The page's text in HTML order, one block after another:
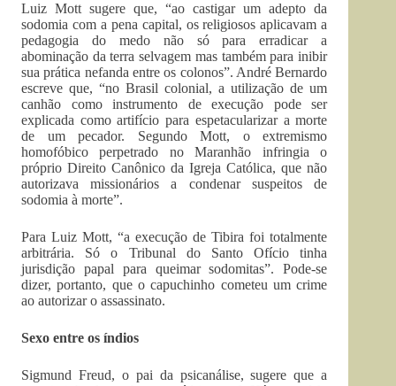
Luiz Mott sugere que, “ao castigar um adepto da
sodomia com a pena capital, os religiosos aplicavam a
pedagogia do medo não só para erradicar a
abominação da terra selvagem mas também para inibir
sua prática nefanda entre os colonos”. André Bernardo
escreve que, “no Brasil colonial, a utilização de um
canhão como instrumento de execução pode ser
explicada como artifício para espetacularizar a morte
de um pecador. Segundo Mott, o extremismo
homofóbico perpetrado no Ma­ranhão infringia o
próprio Direito Canônico da Igreja Católica, que não
autorizava missionários a condenar suspeitos de
sodomia à morte”.
Para Luiz Mott, “a execução de Tibira foi totalmente
arbitrária. Só o Tribunal do Santo Ofício tinha
jurisdição papal para queimar sodomitas”. Pode-se
dizer, portanto, que o capuchinho cometeu um crime
ao autorizar o assassinato.
Sexo entre os índios
Sigmund Freud, o pai da psicanálise, sugere que a